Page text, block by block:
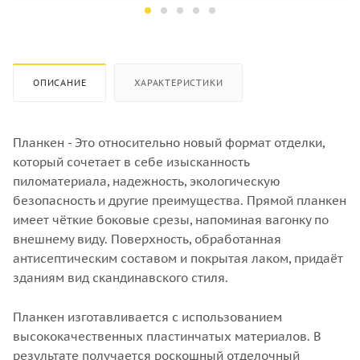
ОПИСАНИЕ ХАРАКТЕРИСТИКИ
Планкен - Это относительно новый формат отделки,
который сочетает в себе изысканность
пиломатериала, надежность, экологическую
безопасность и другие преимущества. Прямой планкен
имеет чёткие боковые срезы, напоминая вагонку по
внешнему виду. Поверхность, обработанная
антисептическим составом и покрытая лаком, придаёт
зданиям вид скандинавского стиля.
Планкен изготавливается с использованием
высококачественных пластинчатых материалов. В
результате получается роскошный отделочный